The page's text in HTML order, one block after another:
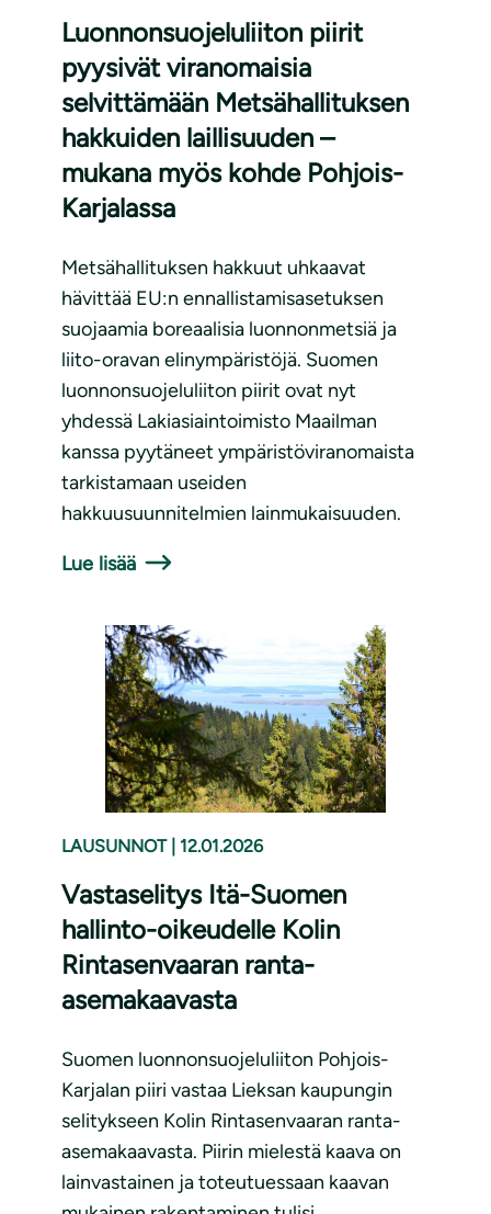
Luonnonsuojeluliiton piirit
pyysivät viranomaisia
selvittämään Metsähallituksen
hakkuiden laillisuuden –
mukana myös kohde Pohjois-
Karjalassa
Metsähallituksen hakkuut uhkaavat
hävittää EU:n ennallistamisasetuksen
suojaamia boreaalisia luonnonmetsiä ja
liito-oravan elinympäristöjä. Suomen
luonnonsuojeluliiton piirit ovat nyt
yhdessä Lakiasiaintoimisto Maailman
kanssa pyytäneet ympäristöviranomaista
tarkistamaan useiden
hakkuusuunnitelmien lainmukaisuuden.
Lue lisää
LAUSUNNOT 12.01.2026
Vastaselitys Itä-Suomen
hallinto-oikeudelle Kolin
Rintasenvaaran ranta-
asemakaavasta
Suomen luonnonsuojeluliiton Pohjois-
Karjalan piiri vastaa Lieksan kaupungin
selitykseen Kolin Rintasenvaaran ranta-
asemakaavasta. Piirin mielestä kaava on
lainvastainen ja toteutuessaan kaavan